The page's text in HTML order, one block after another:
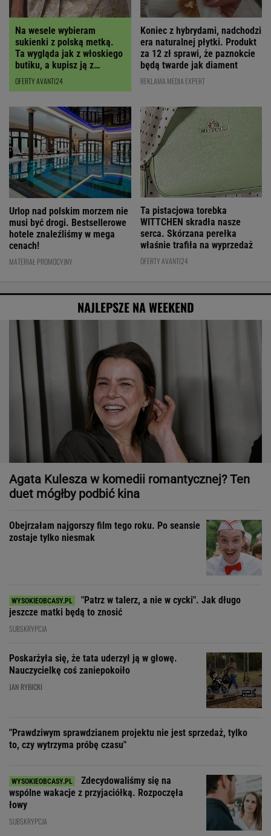
Na wesele wybieram
sukienki z polską metką.
Ta wygląda jak z włoskiego
butiku, a kupisz ją z
RABATEM
OFERTY AVANTI24
Koniec z hybrydami, nadchodzi
era naturalnej płytki. Produkt
za 12 zł sprawi, że paznokcie
będą twarde jak diament
REKLAMA MEDIA EXPERT
Urlop nad polskim morzem nie
musi być drogi. Bestsellerowe
hotele znaleźliśmy w mega
cenach!
MATERIAŁ PROMOCYJNY
Ta pistacjowa torebka
WITTCHEN skradła nasze
serca. Skórzana perełka
właśnie trafiła na wyprzedaż
OFERTY AVANTI24
NAJLEPSZE NA WEEKEND
Agata Kulesza w komedii romantycznej? Ten
duet mógłby podbić kina
Obejrzałam najgorszy film tego roku. Po seansie
zostaje tylko niesmak
"Patrz w talerz, a nie w cycki". Jak długo
jeszcze matki będą to znosić
SUBSKRYPCJA
Poskarżyła się, że tata uderzył ją w głowę.
Nauczycielkę coś zaniepokoiło
JAN RYBICKI
"Prawdziwym sprawdzianem projektu nie jest sprzedaż, tylko
to, czy wytrzyma próbę czasu"
Zdecydowaliśmy się na
wspólne wakacje z przyjaciółką. Rozpoczęła
łowy
SUBSKRYPCJA